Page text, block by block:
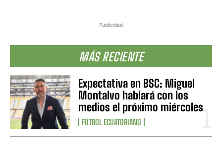
Publicidad
MÁS RECIENTE
Expectativa en BSC: Miguel
Montalvo hablará con los
medios el próximo miércoles
FÚTBOL ECUATORIANO